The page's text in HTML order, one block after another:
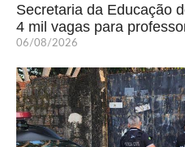
Secretaria da Educação
4 mil vagas para
06/08/2026